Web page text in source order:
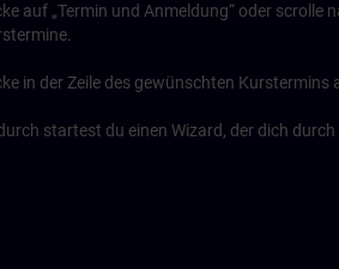
auf „Termin und Anmeldung“ oder scrolle
in der Zeile des gewünschten Kurstermins
startest du einen Wizard, der dich